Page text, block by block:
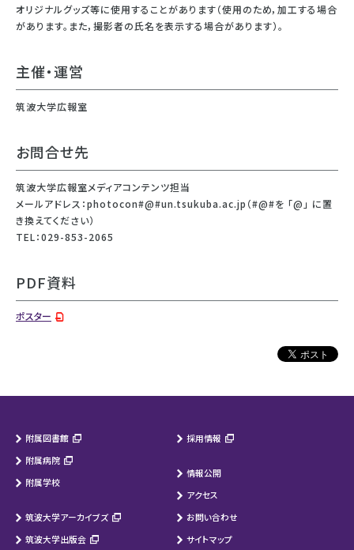
オリジナルグッズ等に使用することがあります（使用のため，加工する場合
があります。また，撮影者の氏名を表示する場合があります）。
主催・運営
筑波大学広報室
お問合せ先
筑波大学広報室メディアコンテンツ担当
メールアドレス：photocon#@#un.tsukuba.ac.jp（#@#を 「@」 に置
き換えてください）
TEL：029-853-2065
PDF資料
ポスター
附属図書館
附属病院
附属学校
筑波大学アーカイブズ
筑波大学出版会
採用情報
情報公開
アクセス
お問い合わせ
サイトマップ